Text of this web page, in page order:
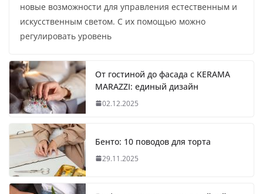
новые возможности для управления естественным и
искусственным светом. С их помощью можно
регулировать уровень
От гостиной до фасада с KERAMA
MARAZZI: единый дизайн
02.12.2025
Бенто: 10 поводов для торта
29.11.2025